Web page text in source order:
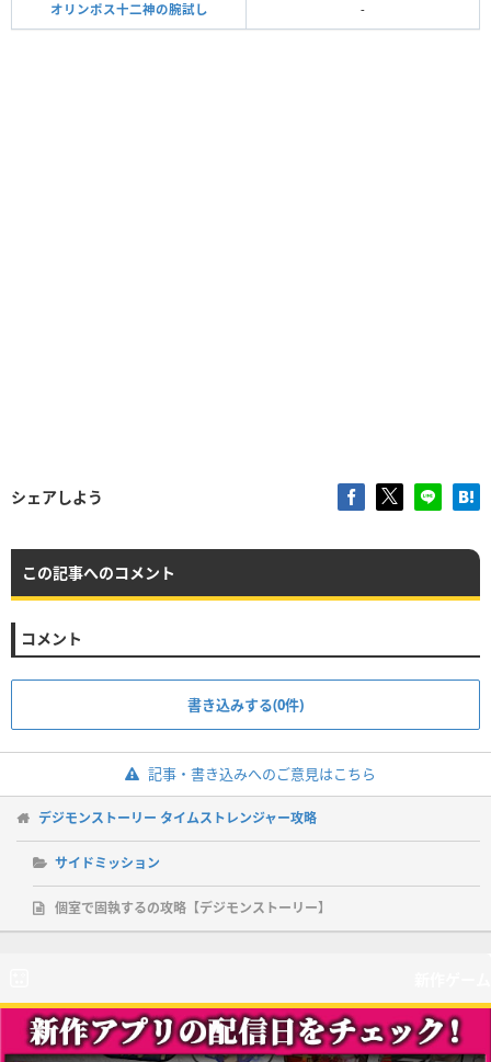
オリンポス十二神の腕試し -
シェアしよう
この記事へのコメント
コメント
書き込みする(0件)
記事・書き込みへのご意見はこちら
デジモンストーリー タイムストレンジャー攻略
サイドミッション
個室で固執するの攻略【デジモンストーリー】